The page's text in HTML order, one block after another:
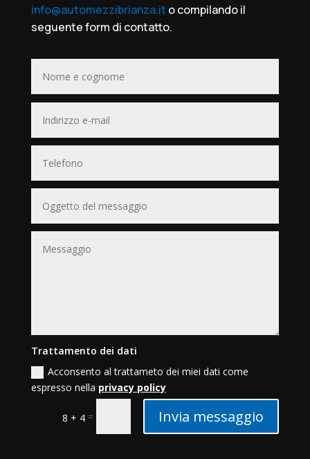
info@automezzibrianza.it o compilando il
seguente form di contatto.
Trattamento dei dati
Acconsento al trattameto dei miei dati come
espresso nella privacy policy
8 + 4 = Invia messaggio